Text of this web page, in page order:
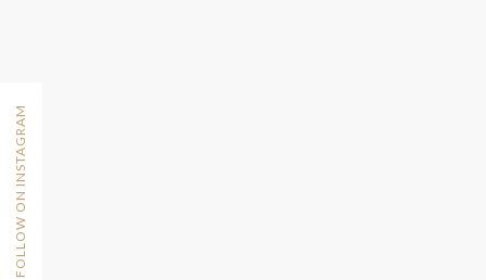
FOLLOW ON INSTAGRAM